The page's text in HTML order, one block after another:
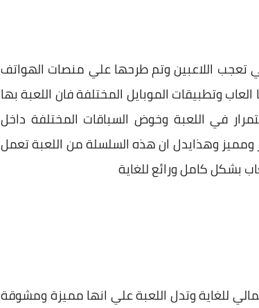
بشكل مميز جدا لكي تعجب اللاعبين وتم طرحها علي منصات الهواتف
وتطبيقات الموبايل المختلفة فان اللعبة بها
3 والتي تسمح للاعبين بالاستمرار في اللعبة وخوض السباقات المختلفة داخل
ومميز وهذايدل ان هذه السلسلة من اللعبة تعمل
بشكل كامل ورائع للغاية
للغاية وتدل اللعبة علي انها مميزة ومشوقة